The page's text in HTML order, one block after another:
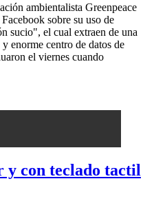
ambientalista Greenpeace
sobre su uso de
sucio", el cual extraen de una
enorme centro de datos de
el viernes cuando
y con teclado tactil